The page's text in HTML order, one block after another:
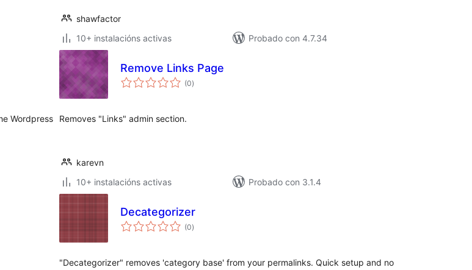
shawfactor
10+ instalacións activas
Probado con 4.7.34
Wordpress
Remove Links Page
(0valoracións
totais
)
Removes "Links" admin section.
karevn
10+ instalacións activas
Probado con 3.1.4
Decategorizer
(0valoracións
totais
)
"Decategorizer" removes 'category base' from your permalinks. Quick setup and no